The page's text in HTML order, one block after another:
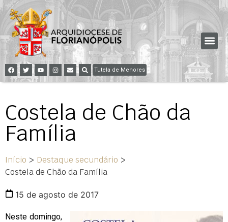
Tutela de Menores
Costela de Chão da
Família
Início > Destaque secundário >
Costela de Chão da Família
15 de agosto de 2017
Neste domingo,